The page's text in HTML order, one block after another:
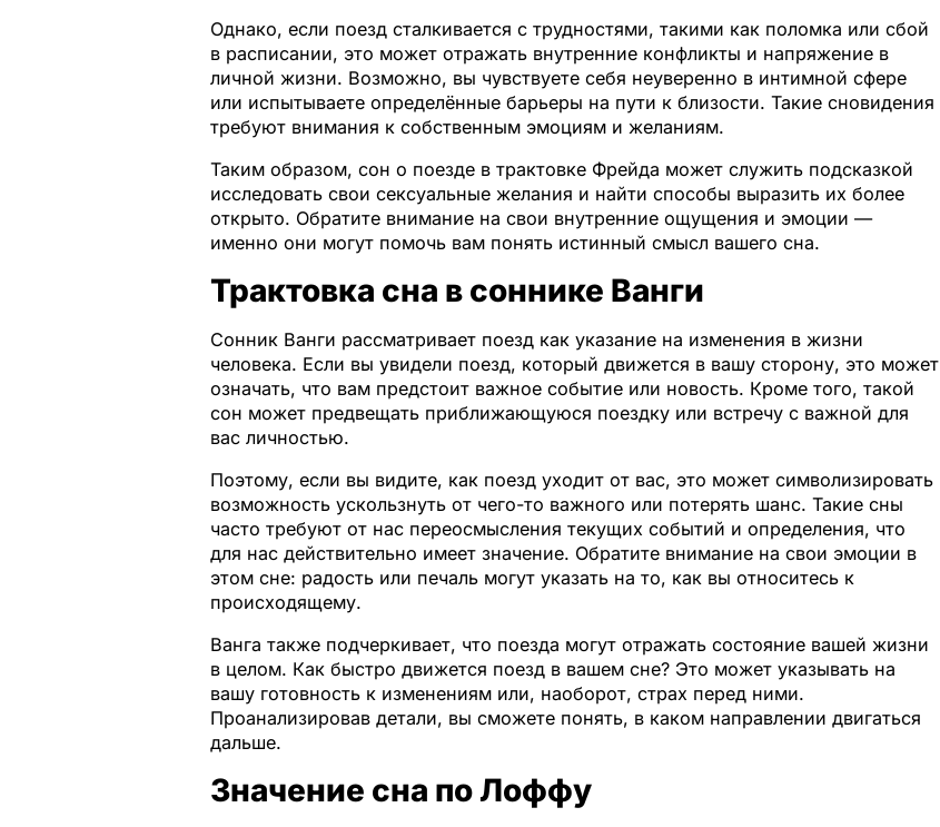
Однако, если поезд сталкивается с трудностями, такими как поломка или сбой
в расписании, это может отражать внутренние конфликты и напряжение в
личной жизни. Возможно, вы чувствуете себя неуверенно в интимной сфере
или испытываете определённые барьеры на пути к близости. Такие сновидения
требуют внимания к собственным эмоциям и желаниям.
Таким образом, сон о поезде в трактовке Фрейда может служить подсказкой
исследовать свои сексуальные желания и найти способы выразить их более
открыто. Обратите внимание на свои внутренние ощущения и эмоции —
именно они могут помочь вам понять истинный смысл вашего сна.
Трактовка сна в соннике Ванги
Сонник Ванги рассматривает поезд как указание на изменения в жизни
человека. Если вы увидели поезд, который движется в вашу сторону, это может
означать, что вам предстоит важное событие или новость. Кроме того, такой
сон может предвещать приближающуюся поездку или встречу с важной для
вас личностью.
Поэтому, если вы видите, как поезд уходит от вас, это может символизировать
возможность ускользнуть от чего-то важного или потерять шанс. Такие сны
часто требуют от нас переосмысления текущих событий и определения, что
для нас действительно имеет значение. Обратите внимание на свои эмоции в
этом сне: радость или печаль могут указать на то, как вы относитесь к
происходящему.
Ванга также подчеркивает, что поезда могут отражать состояние вашей жизни
в целом. Как быстро движется поезд в вашем сне? Это может указывать на
вашу готовность к изменениям или, наоборот, страх перед ними.
Проанализировав детали, вы сможете понять, в каком направлении двигаться
дальше.
Значение сна по Лоффу